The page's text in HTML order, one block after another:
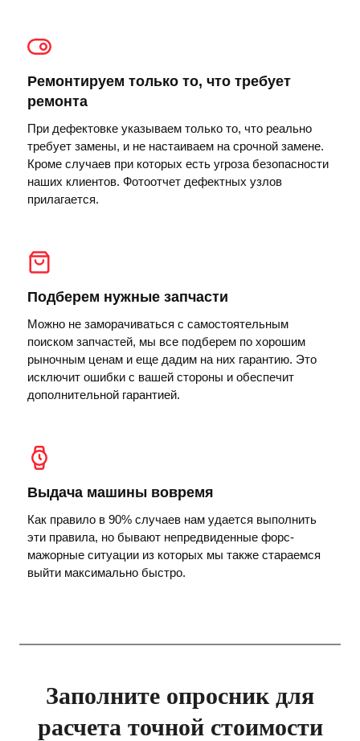
Ремонтируем только то, что требует
ремонта
При дефектовке указываем только то, что реально
требует замены, и не настаиваем на срочной замене.
Кроме случаев при которых есть угроза безопасности
наших клиентов. Фотоотчет дефектных узлов
прилагается.
Подберем нужные запчасти
Можно не заморачиваться с самостоятельным
поиском запчастей, мы все подберем по хорошим
рыночным ценам и еще дадим на них гарантию. Это
исключит ошибки с вашей стороны и обеспечит
дополнительной гарантией.
Выдача машины вовремя
Как правило в 90% случаев нам удается выполнить
эти правила, но бывают непредвиденные форс-
мажорные ситуации из которых мы также стараемся
выйти максимально быстро.
Заполните опросник для
расчета точной стоимости